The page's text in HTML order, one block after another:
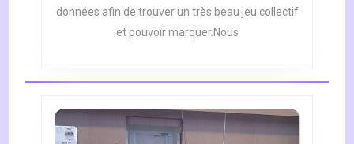
AU
18/12/22
données afin de trouver un très beau jeu collectif
et pouvoir marquer.Nous